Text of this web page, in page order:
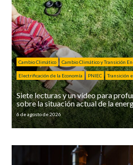
Cambio Climático Cambio Climático y Transición
Electrificación de la Economía PNIEC Transición
Siete lecturas y un vídeo para
sobre la situación actual de la
6 de agosto de 2026